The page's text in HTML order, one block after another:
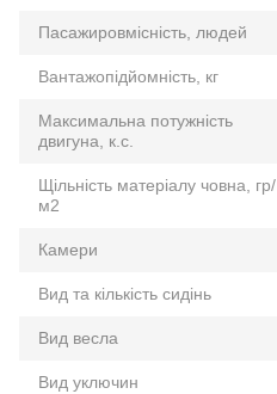
Пасажировмісність, людей
Вантажопідйомність, кг
Максимальна потужність
двигуна, к.с.
Щільність матеріалу човна, гр/
м2
Камери
Вид та кількість сидінь
Вид весла
Вид уключин